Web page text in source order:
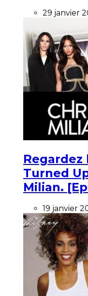
29 janvier
Regardez
Turned
Milian.
19 janvier